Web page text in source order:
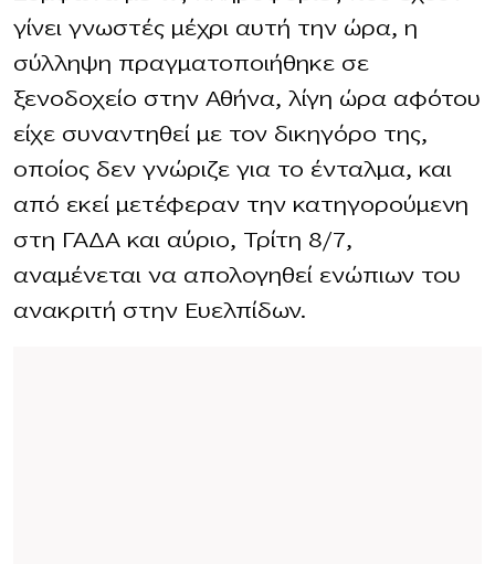
γίνει γνωστές μέχρι αυτή την ώρα, η
σύλληψη πραγματοποιήθηκε σε
ξενοδοχείο στην Αθήνα, λίγη ώρα αφότου
είχε συναντηθεί με τον δικηγόρο της,
οποίος δεν γνώριζε για το ένταλμα, και
από εκεί μετέφεραν την κατηγορούμενη
στη ΓΑΔΑ και αύριο, Τρίτη 8/7,
αναμένεται να απολογηθεί ενώπιων του
ανακριτή στην Ευελπίδων.